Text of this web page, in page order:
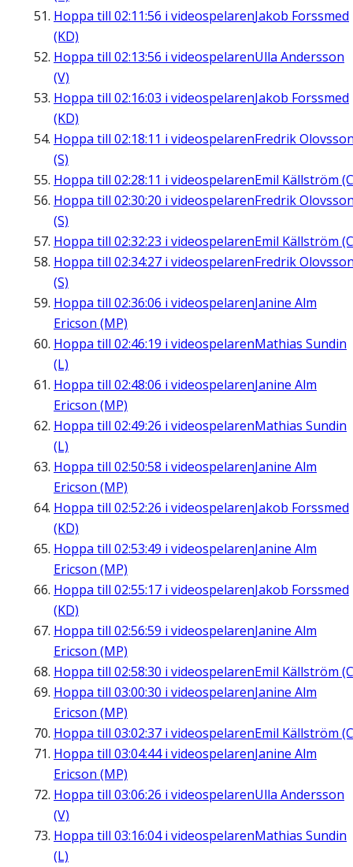
Hoppa till 02:11:56 i videospelarenJakob Forssmed
(KD)
Hoppa till 02:13:56 i videospelarenUlla Andersson
(V)
Hoppa till 02:16:03 i videospelarenJakob Forssmed
(KD)
Hoppa till 02:18:11 i videospelarenFredrik
(S)
Hoppa till 02:28:11 i videospelarenEmil Källström
Hoppa till 02:30:20 i videospelarenFredrik
(S)
Hoppa till 02:32:23 i videospelarenEmil Källström
Hoppa till 02:34:27 i videospelarenFredrik
(S)
Hoppa till 02:36:06 i videospelarenJanine Alm
Ericson (MP)
Hoppa till 02:46:19 i videospelarenMathias Sundin
(L)
Hoppa till 02:48:06 i videospelarenJanine Alm
Ericson (MP)
Hoppa till 02:49:26 i videospelarenMathias Sundin
(L)
Hoppa till 02:50:58 i videospelarenJanine Alm
Ericson (MP)
Hoppa till 02:52:26 i videospelarenJakob Forssmed
(KD)
Hoppa till 02:53:49 i videospelarenJanine Alm
Ericson (MP)
Hoppa till 02:55:17 i videospelarenJakob Forssmed
(KD)
Hoppa till 02:56:59 i videospelarenJanine Alm
Ericson (MP)
Hoppa till 02:58:30 i videospelarenEmil Källström
Hoppa till 03:00:30 i videospelarenJanine Alm
Ericson (MP)
Hoppa till 03:02:37 i videospelarenEmil Källström
Hoppa till 03:04:44i videospelarenJanine Alm
Ericson (MP)
Hoppa till 03:06:26 i videospelarenUlla Andersson
(V)
Hoppa till 03:16:04i videospelarenMathias Sundin
(L)